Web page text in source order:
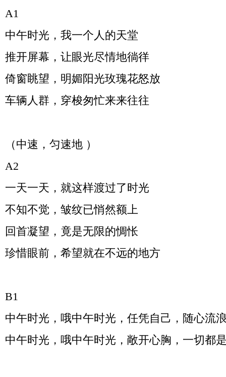
A1
中午时光，我一个人的天堂
推开屏幕，让眼光尽情地徜徉
倚窗眺望，明媚阳光玫瑰花怒放
车辆人群，穿梭匆忙来来往往
（中速，匀速地 ）
A2
一天一天，就这样渡过了时光
不知不觉，皱纹已悄然额上
回首凝望，竟是无限的惆怅
珍惜眼前，希望就在不远的地方
B1
中午时光，哦中午时光，任凭自己，随心流
中午时光，哦中午时光，敞开心胸，一切都